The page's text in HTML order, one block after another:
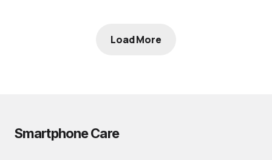
Load More
Smartphone Care